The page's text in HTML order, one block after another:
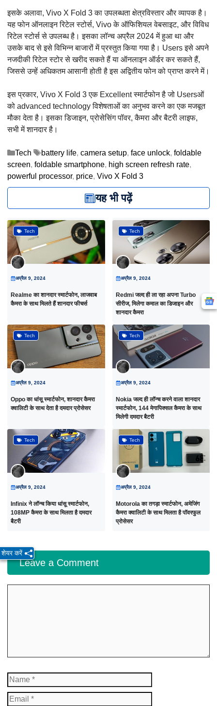
इसके अलावा, Vivo X Fold 3 का उपलब्धता क्षेत्रविस्तार और व्यापक है।
यह फोन ऑनलाइन रिटेल स्टोर्स, Vivo के ऑफिशियल वेबसाइट, और विविध
रिटेल स्टोर्स से उपलब्ध है। इसका लॉन्च अप्रैल 2024 में हुआ था और
उसके बाद से इसे विभिन्न बाजारों में प्रस्तुत किया गया है। Users इसे अपने
नजदीकी रिटेल स्टोर से खरीद सकते हैं या ऑनलाइन ऑर्डर कर सकते हैं,
जिससे उन्हें अधिकतम आसानी होती है इस अद्वितीय फोन को प्राप्त करने में।
इस प्रकार, Vivo X Fold 3 एक Excellent स्मार्टफोन है जो Usersओं
को advanced technology विशेषताओं का अनुभव करने का एक मजबूत
मौका देता है। इसका डिजाइन, प्रोसेसिंग पॉवर, कैमरा और बैटरी लाइफ,
सभी में शानदार है।
Categories
Tech Tags
battery life, camera setup, face unlock, foldable
screen, foldable smartphone, high screen refresh rate,
powerful processor, price, Vivo X Fold 3
यह भी पढ़ें
Tech
अप्रैल 9, 2024
Realme का शानदार स्मार्टफोन, लाजवाब
कैमरा के साथ मिलते हैं शानदार फीचर्स
Tech
अप्रैल 9, 2024
Redmi जल्द ही ला रहा अपना Turbo
सीरीज, मिलेगा कमाल का डिजाइन और
शानदार कैमरा
Tech
अप्रैल 9, 2024
Oppo का धांसू स्मार्टफोन, शानदार कैमरा
क्वालिटी के साथ देता है दमदार प्रोसेसर
Tech
अप्रैल 9, 2024
Nokia जल्द ही लॉन्च करने वाला शानदार
स्मार्टफोन, 144 मेगापिक्सल कैमरा के साथ
मिलेगी दमदार बैटरी
Tech
अप्रैल 9, 2024
Infinix ने लॉन्च किया धांसू स्मार्टफोन,
108MP कैमरा के साथ मिलता है दमदार
बैटरी
Tech
अप्रैल 9, 2024
Motorola का तगड़ा स्मार्टफोन, अमेजिंग
कैमरा क्वालिटी के साथ मिलता है पॉवरफुल
प्रोसेसर
Leave a Comment
Name
शेयर करें